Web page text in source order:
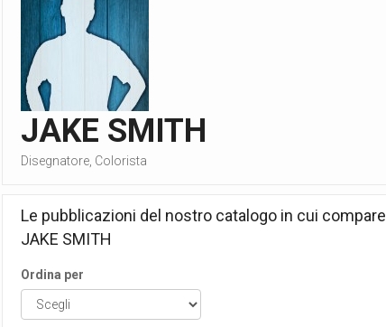
JAKE SMITH
Disegnatore, Colorista
Le pubblicazioni del nostro catalogo in cui compare
JAKE SMITH
Ordina per